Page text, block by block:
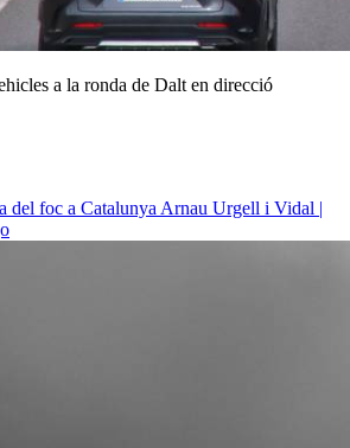
a la ronda de Dalt en direcció
del foc a Catalunya Arnau Urgell i Vidal |